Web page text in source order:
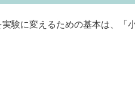
実験に変えるための基本は、